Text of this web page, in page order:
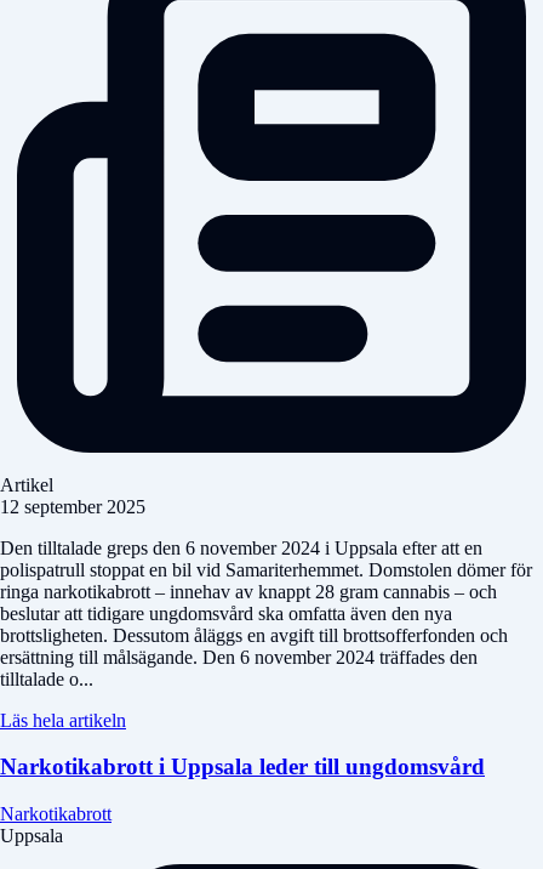
Artikel
12 september 2025
Den tilltalade greps den 6 november 2024 i Uppsala efter att en
polispatrull stoppat en bil vid Samariterhemmet. Domstolen dömer för
ringa narkotikabrott – innehav av knappt 28 gram cannabis – och
beslutar att tidigare ungdomsvård ska omfatta även den nya
brottsligheten. Dessutom åläggs en avgift till brottsofferfonden och
ersättning till målsägande. Den 6 november 2024 träffades den
tilltalade o...
Läs hela artikeln
Narkotikabrott i Uppsala leder till ungdomsvård
Narkotikabrott
Uppsala